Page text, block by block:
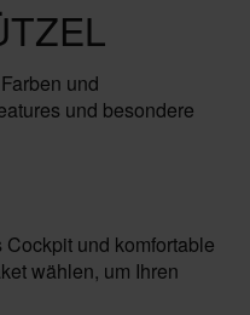
und
und besondere
und komfortable
wählen, um Ihren